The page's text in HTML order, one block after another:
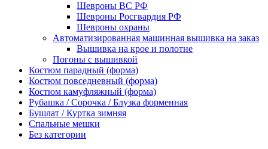
Шевроны ВС РФ
Шевроны Росгвардия РФ
Шевроны охраны
Автоматизированная машинная вышивка на заказ
Вышивка на крое и полотне
Погоны с вышивкой
Костюм парадный (форма)
Костюм повседневный (форма)
Костюм камуфляжный (форма)
Рубашка / Сорочка / Блузка форменная
Бушлат / Куртка зимняя
Спальные мешки
Без категории